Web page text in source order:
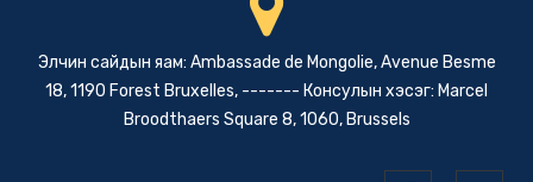
Элчин сайдын яам: Ambassade de Mongolie, Avenue Besme
18, 1190 Forest Bruxelles, ------- Консулын хэсэг: Marcel
Broodthaers Square 8, 1060, Brussels